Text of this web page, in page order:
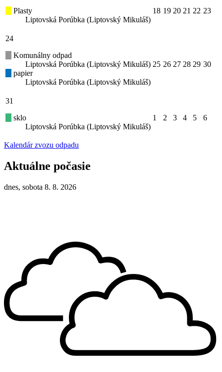
Plasty
Liptovská Porúbka (Liptovský Mikuláš)
18 19 20 21 22 23
24
Komunálny odpad
Liptovská Porúbka (Liptovský Mikuláš)
papier
Liptovská Porúbka (Liptovský Mikuláš)
25 26 27 28 29 30
31
sklo
Liptovská Porúbka (Liptovský Mikuláš)
1 2 3 4 5 6
Kalendár zvozu odpadu
Aktuálne počasie
dnes, sobota 8. 8. 2026